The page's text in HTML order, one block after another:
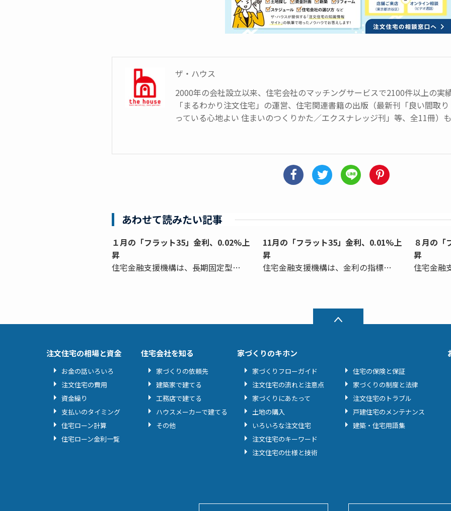
ザ・ハウス
2000年の会社設立以来、住宅会社のマッチングサービスで2100件以上の実
「まるわかり注文住宅」の運営、住宅関連書籍の出版（最新刊「良い間取
っている心地よい 住まいのつくりかた／エクスナレッジ刊」等、全11冊）
あわせて読みたい記事
１月の「フラット35」金利、0.02%上
昇
住宅金融支援機構は、長期固定型…
11月の「フラット35」金利、0.01%上
昇
住宅金融支援機構は、金利の指標…
８月の「
昇
住宅金融
注文住宅の相場と資金
お金の話いろいろ
注文住宅の費用
資金繰り
支払いのタイミング
住宅ローン計算
住宅ローン金利一覧
住宅会社を知る
家づくりの依頼先
建築家で建てる
工務店で建てる
ハウスメーカーで建てる
その他
家づくりのキホン
家づくりフローガイド
注文住宅の流れと注意点
家づくりにあたって
土地の購入
いろいろな注文住宅
注文住宅のキーワード
注文住宅の仕様と技術
住宅の保険と保証
家づくりの制度と法律
注文住宅のトラブル
戸建住宅のメンテナンス
建築・住宅用語集